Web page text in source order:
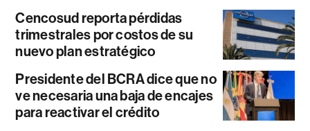
Cencosud reporta pérdidas
trimestrales por costos de su
nuevo plan estratégico
Presidente del BCRA dice que no
ve necesaria una baja de encajes
para reactivar el crédito